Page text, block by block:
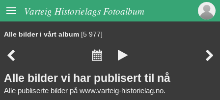
 Varteig Historielags Fotoalbum
Alle bilder i vårt album [5 977]
  

Alle bilder vi har publisert til nå
Alle publiserte bilder på www.varteig-historielag.no.